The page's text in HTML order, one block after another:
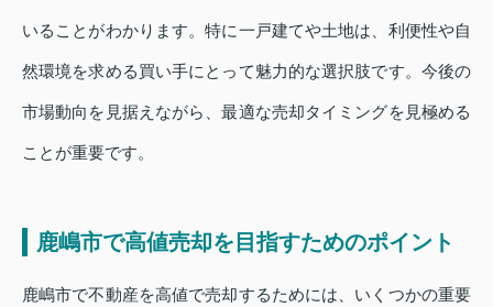
いることがわかります。特に一戸建てや土地は、利便性や自
然環境を求める買い手にとって魅力的な選択肢です。今後の
市場動向を見据えながら、最適な売却タイミングを見極める
ことが重要です。
鹿嶋市で高値売却を目指すためのポイント
鹿嶋市で不動産を高値で売却するためには、いくつかの重要